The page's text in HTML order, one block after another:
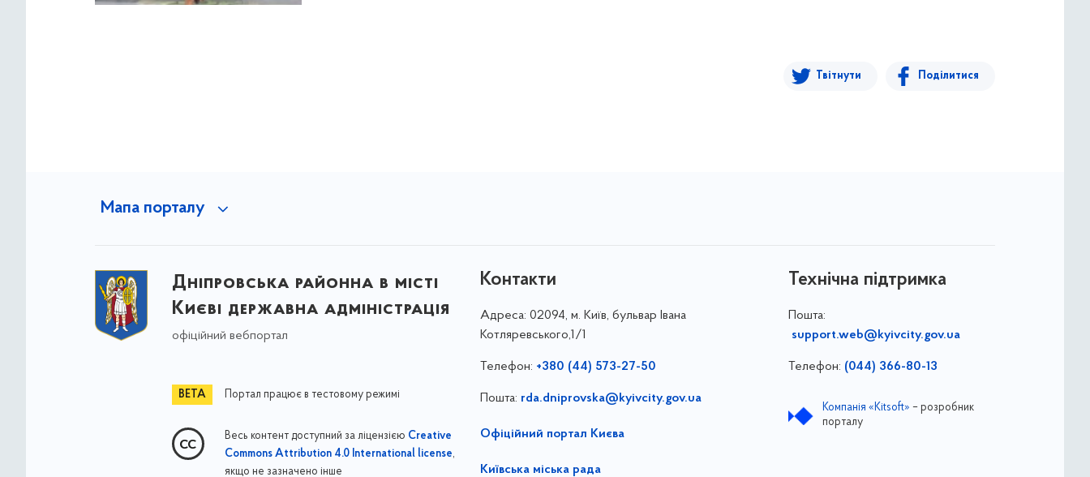
Твітнути Поділитися
Мапа порталу
Дніпровська районна в місті
Києві державна адміністрація
офіційний вебпортал
Портал працює в тестовому режимі
Весь контент доступний за ліцензією Creative
Commons Attribution 4.0 International license,
якщо не зазначено інше
Контакти
Адреса: 02094, м. Київ, бульвар Івана
Котляревського,1/1
Телефон: +380 (44) 573-27-50
Пошта: rda.dniprovska@kyivcity.gov.ua
Офіційний портал Києва
Київська міська рада
Технічна підтримка
Пошта:
support.web@kyivcity.gov.ua
Телефон: (044) 366-80-13
Компанія «Kitsoft» – розробник
порталу